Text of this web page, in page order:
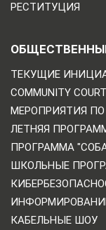
РЕСТИТУЦИЯ
ТЕКУЩИЕ
COMMUNITY
МЕРОПРИЯТИЯ
ЛЕТНЯЯ
ПРОГРАММА
ШКОЛЬНЫЕ
КАБЕЛЬНЫЕ ШОУ